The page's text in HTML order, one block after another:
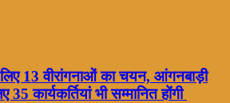
13 वीरांगनाओं का चयन, आंगनबाड़ी
35 कार्यकर्तियां भी सम्मानित होंगी